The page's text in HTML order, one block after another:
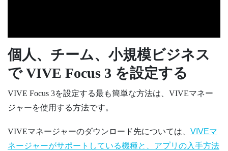
個人、チーム、小規模ビジネス
でVIVE Focus 3 を設定する
VIVE Focus 3を設定する最も簡単な方法は、 VIVEマネー
ジャーを使用する方法です。
VIVEマネージャーのダウンロード先については、 VIVEマ
ネージャーがサポートしている機種と、アプリの入手方法